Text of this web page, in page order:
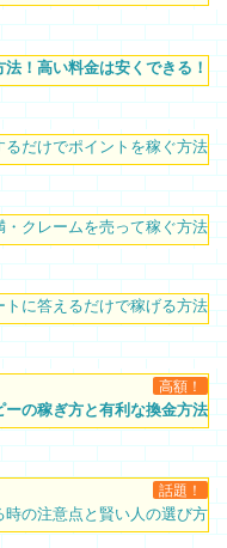
！高い料金は安くできる！
るだけでポイントを稼ぐ方法
・クレームを売って稼ぐ方法
に答えるだけで稼げる方法
高額！
ーの稼ぎ方と有利な換金方法
話題！
の注意点と賢い人の選び方